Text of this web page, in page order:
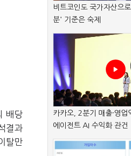
배당
결과
탈만
비트코인도 국가자산으
분' 기준은 숙제
카카오, 2분기 매출·영
에이전트 AI 수익화 관건